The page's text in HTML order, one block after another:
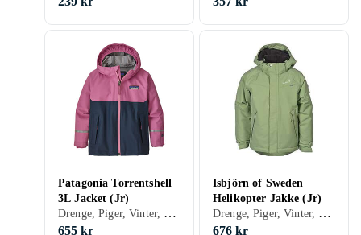
Patagonia Torrentshell
3L Jacket (Jr)
Drenge, Piger, Vinter, Shelljakke, 152, 158, 134, 140, 146, 86, 104
655 kr
Isbjörn of Sweden
Helikopter Jakke (Jr)
Drenge, Piger, Vinter, Forår/efterår, Skijakke, 152, 160, 122, 128, 134, 140, 86, 90, 92, 98, 100, 104, 110, 116
676 kr